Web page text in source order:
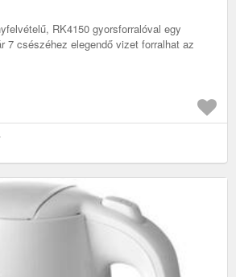
RK4150 gyorsforralóval egy
7 csészéhez elegendő vizet forralhat az